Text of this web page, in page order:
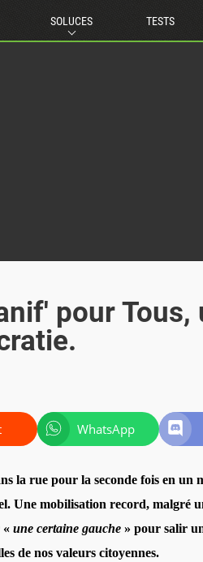
SOLUCES TESTS
pour Tous,
WhatsApp
la rue pour la seconde fois en un
Une mobilisation record, malgré
« une certaine gauche » pour salir
de nos valeurs citoyennes.